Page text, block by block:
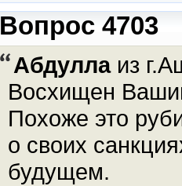
Вопрос 4703
Абдуллаиз
Восхищен
Похоже это
о своих
будущем.